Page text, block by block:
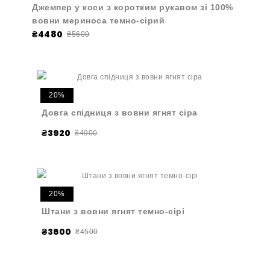
Джемпер у коси з коротким рукавом зі 100%
вовни мериноса темно-сірий
₴4480 ₴5600
20%
Довга спідниця з вовни ягнят сіра
₴3920 ₴4900
20%
Штани з вовни ягнят темно-сірі
₴3600 ₴4500